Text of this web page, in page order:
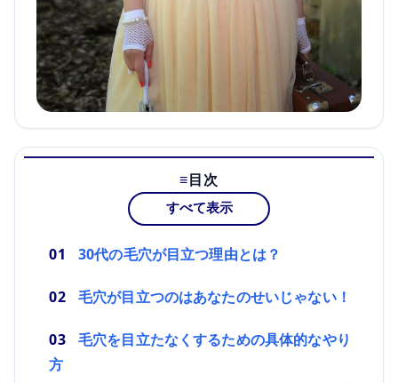
目次
すべて表示
30代の毛穴が目立つ理由とは？
毛穴が目立つのはあなたのせいじゃない！
毛穴を目立たなくするための具体的なやり
方